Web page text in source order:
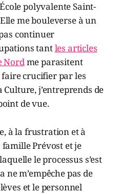
polyvalente Saint-
me bouleverse à un
continuer
tantles articles
Nordme parasitent
faire crucifier par les
j’entreprends de
de vue.
à la frustration et à
Prévost et je
le processus s’est
ne m’empêche pas de
et le personnel